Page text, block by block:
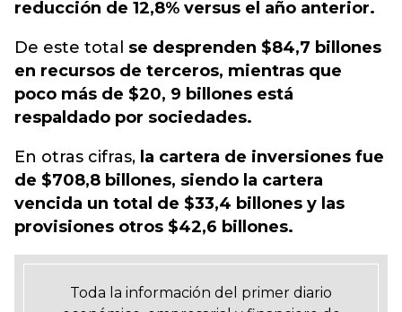
reducción de 12,8% versus el año anterior.
De este total se desprenden $84,7 billones
en recursos de terceros, mientras que
poco más de $20, 9 billones está
respaldado por sociedades.
En otras cifras, la cartera de inversiones fue
de $708,8 billones, siendo la cartera
vencida un total de $33,4 billones y las
provisiones otros $42,6 billones.
Toda la información del primer diario